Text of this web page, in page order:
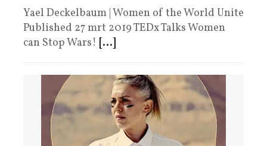
Yael Deckelbaum | Women of the World Unite
Published 27 mrt 2019 TEDx Talks Women
can Stop Wars! [...]